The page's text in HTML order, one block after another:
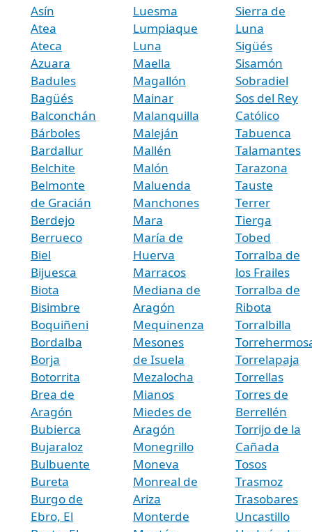
Asín
Atea
Ateca
Azuara
Badules
Bagüés
Balconchán
Bárboles
Bardallur
Belchite
Belmonte
de Gracián
Berdejo
Berrueco
Biel
Bijuesca
Biota
Bisimbre
Boquiñeni
Bordalba
Borja
Botorrita
Brea de
Aragón
Bubierca
Bujaraloz
Bulbuente
Bureta
Burgo de
Ebro, El
Luesma
Lumpiaque
Luna
Maella
Magallón
Mainar
Malanquilla
Maleján
Mallén
Malón
Maluenda
Manchones
Mara
María de
Huerva
Marracos
Mediana de
Aragón
Mequinenza
Mesones
de Isuela
Mezalocha
Mianos
Miedes de
Aragón
Monegrillo
Moneva
Monreal de
Ariza
Monterde
Sierra de
Luna
Sigüés
Sisamón
Sobradiel
Sos del Rey
Católico
Tabuenca
Talamantes
Tarazona
Tauste
Terrer
Tierga
Tobed
Torralba de
los Frailes
Torralba de
Ribota
Torralbilla
Torrelapaja
Torrellas
Torres de
Berrellén
Torrijo de la
Cañada
Tosos
Trasmoz
Trasobares
Uncastillo